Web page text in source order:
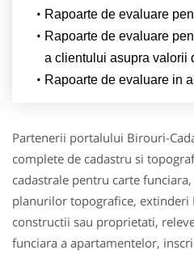
Rapoarte de evaluare
Rapoarte de evaluare
a clientului asupra valorii
Rapoarte de evaluare in
Partenerii portalului Birouri-
complete de cadastru si
cadastrale pentru carte
planurilor topografice, extinderi
constructii sau proprietati,
funciara a apartamentelor,